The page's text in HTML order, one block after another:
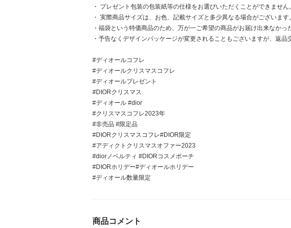
・ プレゼント包装の包装紙等の仕様をお選びいただくことができません。
・ 実際商品サイズは、お色、記載サイズと多少異なる場合がございます。
・福袋という特価商品のため、万が一ご希望の商品がお届け出来なか
・予告なくデザインパッケージが変更されることもございますが、返
#ディオールコフレ
#ディオールクリスマスコフレ
#ディオールプレゼント
#DIORクリスマス
#ディオール #dior
#クリスマスコフレ2023年
#非売品 #限定品
#DIORクリスマスコフレ#DIOR限定
#アディクトクリスマスオファー2023
#diorノベルティ #DIORコスメポーチ
#DIORホリデー#ディオールホリデー
#ディオール数量限定
商品コメント